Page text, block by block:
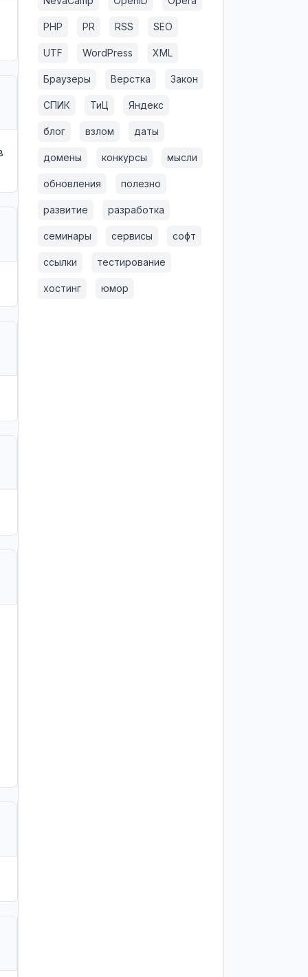
PHP PR RSS SEO
UTF WordPress XML
Браузеры Верстка Закон
СПИК ТиЦ Яндекс
блог взлом даты
домены конкурсы мысли
обновления полезно
развитие разработка
семинары сервисы софт
ссылки тестирование
хостинг юмор